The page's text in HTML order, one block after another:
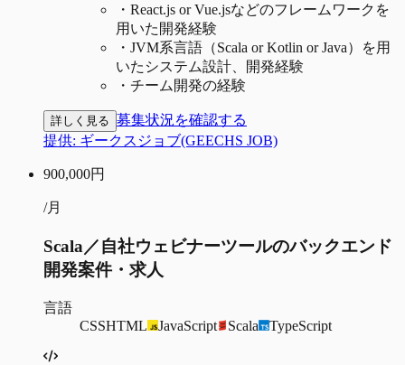
・ React.js or Vue.jsなどのフレームワークを
用いた開発経験
・ JVM系言語（Scala or Kotlin or Java）を用
いたシステム設計、開発経験
・ チーム開発の経験
詳しく見る 募集状況を確認する
提供: ギークスジョブ(GEECHS JOB)
900,000円
/月
Scala／自社ウェビナーツールのバックエンド
開発案件・求人
言語
CSSHTML JavaScript Scala TypeScript